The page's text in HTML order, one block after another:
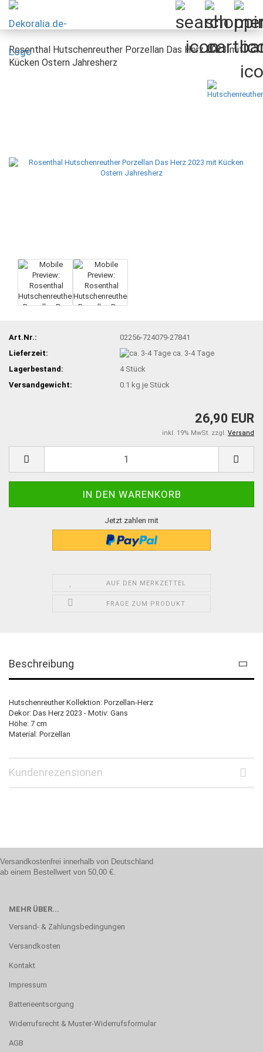
Rosenthal Hutschenreuther Porzellan Das Herz 2023 mit
Kücken Ostern Jahresherz
Art.Nr.:
02256-724079-27841
Lieferzeit:
ca. 3-4 Tage
Lagerbestand:
4 Stück
Versandgewicht:
0.1 kg je Stück
26,90 EUR
inkl. 19% MwSt. zzgl. Versand
Jetzt zahlen mit
AUF DEN MERKZETTEL
FRAGE ZUM PRODUKT
Beschreibung
Hutschenreuther Kollektion: Porzellan-Herz
Dekor: Das Herz 2023 - Motiv: Gans
Höhe: 7 cm
Material: Porzellan
Kundenrezensionen
Versandkostenfrei innerhalb von Deutschland
ab einem Bestellwert von 50,00 €.
MEHR ÜBER...
Versand- & Zahlungsbedingungen
Versandkosten
Kontakt
Impressum
Batterieentsorgung
Widerrufsrecht & Muster-Widerrufsformular
AGB